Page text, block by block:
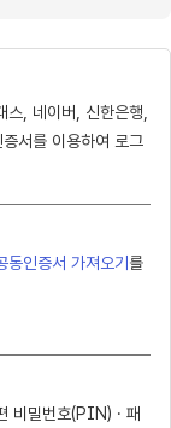
, 네이버, 신한은행,
서를 이용하여 로그
동인증서 가져오기 를
비밀번호(PIN) · 패